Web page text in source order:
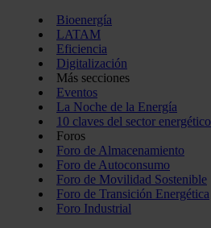
Bioenergía
LATAM
Eficiencia
Digitalización
Más secciones
Eventos
La Noche de la Energía
10 claves del sector energético
Foros
Foro de Almacenamiento
Foro de Autoconsumo
Foro de Movilidad Sostenible
Foro de Transición Energética
Foro Industrial